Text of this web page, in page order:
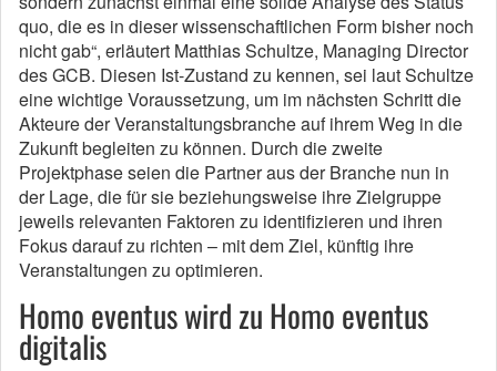
quo, die es in dieser wissenschaftlichen Form bisher noch
nicht gab“, erläutert Matthias Schultze, Managing Director
des GCB. Diesen Ist-Zustand zu kennen, sei laut Schultze
eine wichtige Voraussetzung, um im nächsten Schritt die
Akteure der Veranstaltungsbranche auf ihrem Weg in die
Zukunft begleiten zu können. Durch die zweite
Projektphase seien die Partner aus der Branche nun in
der Lage, die für sie beziehungsweise ihre Zielgruppe
jeweils relevanten Faktoren zu identifizieren und ihren
Fokus darauf zu richten – mit dem Ziel, künftig ihre
Veranstaltungen zu optimieren.
Homo eventus wird zu Homo eventus
digitalis